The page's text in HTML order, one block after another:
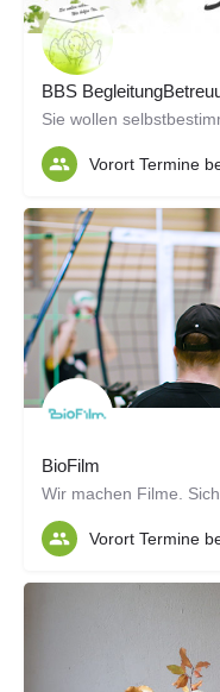
BBS
Sie wollen
Vorort Termine
BioFilm
Wir machen Filme.
Vorort Termine